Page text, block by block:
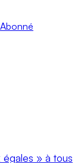
Abonné
égales » à tous